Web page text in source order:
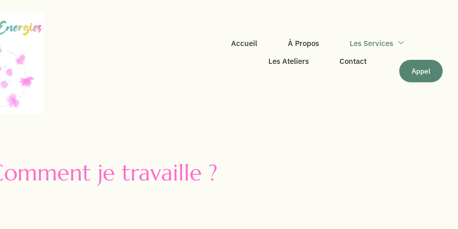
Accueil À Propos
Les Services
Les Ateliers
Contact
Appel
je travaille ?